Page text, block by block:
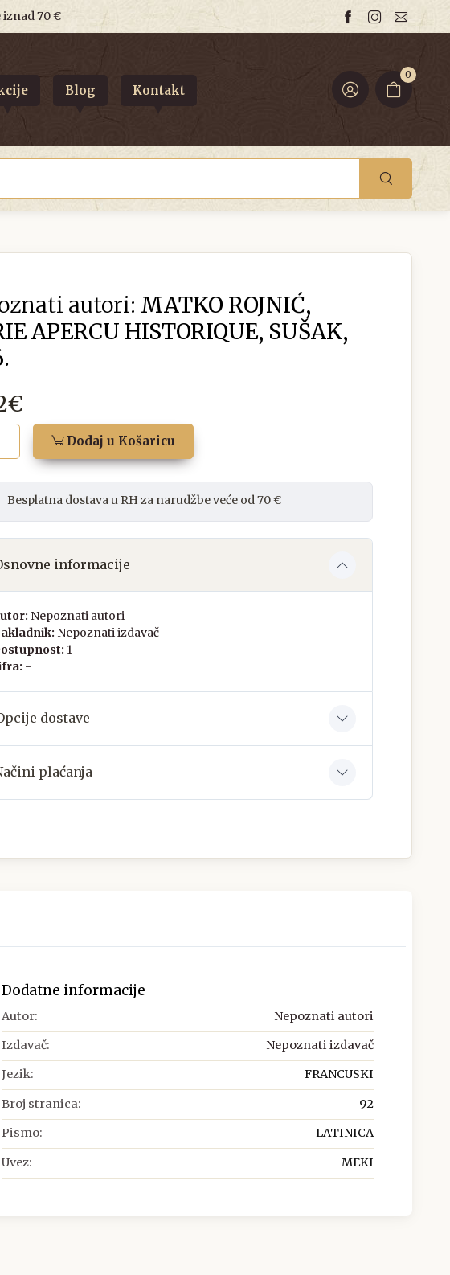
iznad 70 €
0
Blog Kontakt
autori: MATKO ROJNIĆ,
APERCU HISTORIQUE, SUŠAK,
Dodaj u Košaricu
Besplatna dostava u RH za narudžbe veće od 70 €
informacije
Nepoznati autori
Nepoznati izdavač
1
-
dostave
plaćanja
Dodatne informacije
Autor: Nepoznati autori
Izdavač: Nepoznati izdavač
Jezik: FRANCUSKI
Broj stranica: 92
Pismo: LATINICA
Uvez: MEKI